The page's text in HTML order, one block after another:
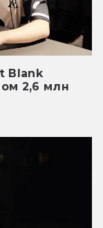
Blank
2,6 млн